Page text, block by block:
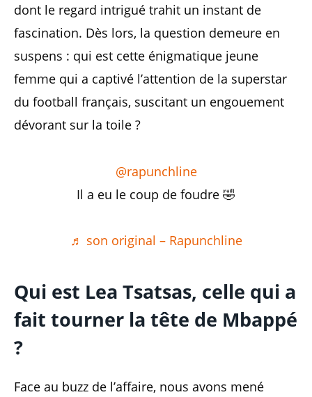
dont le regard intrigué trahit un instant de
fascination. Dès lors, la question demeure en
suspens : qui est cette énigmatique jeune
femme qui a captivé l’attention de la superstar
du football français, suscitant un engouement
dévorant sur la toile ?
@rapunchline
Il a eu le coup de foudre 🤣
♬ son original – Rapunchline
Qui est Lea Tsatsas, celle qui a
fait tourner la tête de Mbappé
?
Face au buzz de l’affaire, nous avons mené